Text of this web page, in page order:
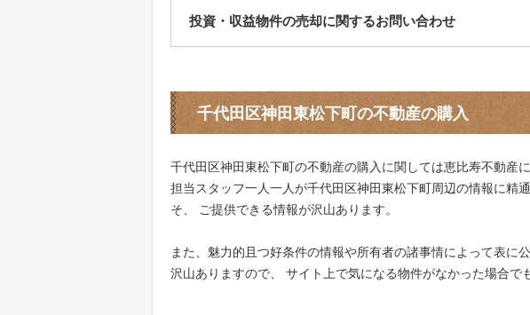
投資・収益物件の売却に関するお問い合わせ
千代田区神田東松下町の不動産の購入
千代田区神田東松下町の不動産の購入に関しては恵比寿不動産に
担当スタッフ一人一人が千代田区神田東松下町周辺の情報に精
そ、 ご提供できる情報が沢山あります。
また、魅力的且つ好条件の情報や所有者の諸事情によって表に
沢山ありますので、 サイト上で気になる物件がなかった場合で